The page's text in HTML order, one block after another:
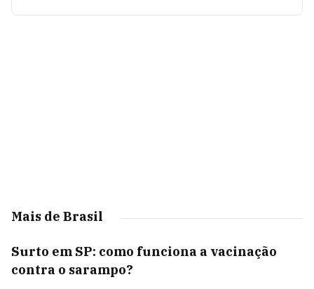
Mais de Brasil
Surto em SP: como funciona a vacinação
contra o sarampo?